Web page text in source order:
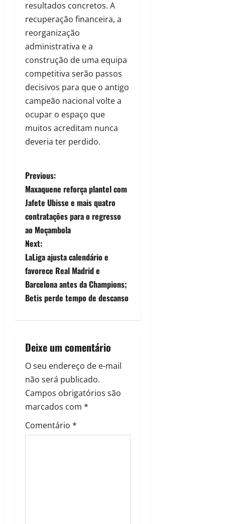
resultados concretos. A
recuperação financeira, a
reorganização
administrativa e a
construção de uma equipa
competitiva serão passos
decisivos para que o antigo
campeão nacional volte a
ocupar o espaço que
muitos acreditam nunca
deveria ter perdido.
Previous:
Maxaquene reforça plantel com
Jafete Ubisse e mais quatro
contratações para o regresso
ao Moçambola
Next:
LaLiga ajusta calendário e
favorece Real Madrid e
Barcelona antes da Champions;
Betis perde tempo de descanso
Deixe um comentário
O seu endereço de e-mail
não será publicado.
Campos obrigatórios são
marcados com *
Comentário *